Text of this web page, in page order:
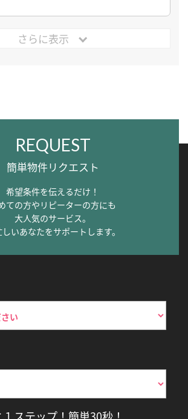
さらに表示
REQUEST
簡単物件リクエスト
希望条件を伝えるだけ！
ての方やリピーターの方にも
大人気のサービス。
いあなたをサポートします。
１ステップ！簡単30秒！